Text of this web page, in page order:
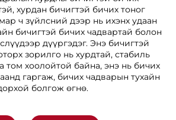
хурдан бичигтэй бичих тоног
ч зүйлсний дээр нь ихэнх удаан
бичигтэй бичих чадвартай болон
дүүргэдэг. Энэ бичигтэй
зорилго нь хурдтай, стабиль
том хоолойтой байна, энэ нь бичих
гаргаж, бичих чадварын тухайн
болгож өгнө.